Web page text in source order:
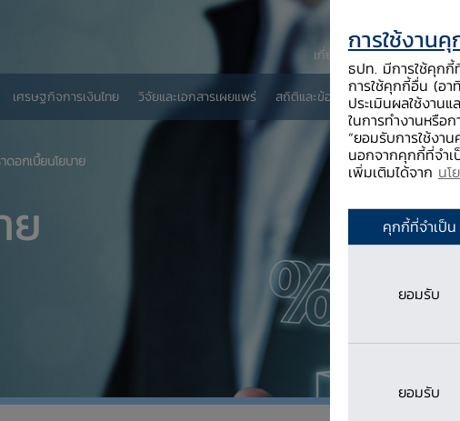
เศรษฐกิจการเงินไทย วิจัยและเอกสารเผยแพร่ สถิติและข้อมูลเผยแพร่ บริการจา
เกี่ยวกับ ธปท. ติดต่อ
ดอกเบี้ยนโยบาย
ย
การใช้งาน
ธปท. มีการใช้คุกกี้
การใช้คุกกี้อื่น (อา
ประเมินผลใช้งาน
ในการทำงานหรือ
“ยอมรับการใช้งา
นอกจากคุกกี้ที่จำเ
เพิ่มเติมได้จาก นโ
คุกกี้ที่จำเป็น
ยอมรับ
ยอมรับ